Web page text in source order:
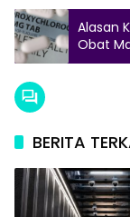
Alasan
Obat
COVID-
BERITA